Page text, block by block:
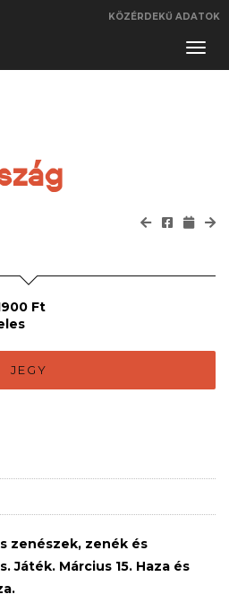
KÖZÉRDEKŰ ADATOK
Ft
JEGY
zenészek, zenék és
Játék. Március 15. Haza és